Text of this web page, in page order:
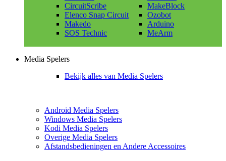
CircuitScribe
Elenco Snap Circuit
Makedo
SOS Technic
MakeBlock
Ozobot
Arduino
MeArm
Media Spelers
Bekijk alles van Media Spelers
Android Media Spelers
Windows Media Spelers
Kodi Media Spelers
Overige Media Spelers
Afstandsbedieningen en Andere Accessoires